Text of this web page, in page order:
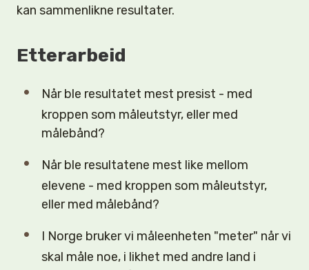
kan sammenlikne resultater.
Etterarbeid
Når ble resultatet mest presist - med
kroppen som måleutstyr, eller med
målebånd?
Når ble resultatene mest like mellom
elevene - med kroppen som måleutstyr,
eller med målebånd?
I Norge bruker vi måleenheten "meter" når vi
skal måle noe, i likhet med andre land i